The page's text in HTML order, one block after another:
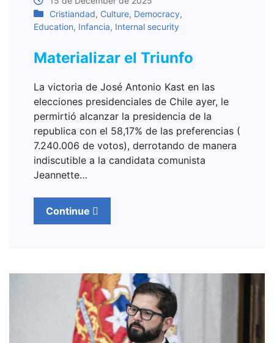
Cristiandad, Culture, Democracy,
Education, Infancia, Internal security
Materializar el Triunfo
La victoria de José Antonio Kast en las
elecciones presidenciales de Chile ayer, le
permirtió alcanzar la presidencia de la
republica con el 58,17% de las preferencias (
7.240.006 de votos), derrotando de manera
indiscutible a la candidata comunista
Jeannette…
Continue